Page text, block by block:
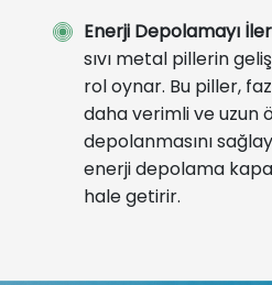
Enerji Depolamayı
sıvı metal pillerin
rol oynar. Bu piller,
daha verimli ve uzun
depolanmasını
enerji depolama
hale getirir.